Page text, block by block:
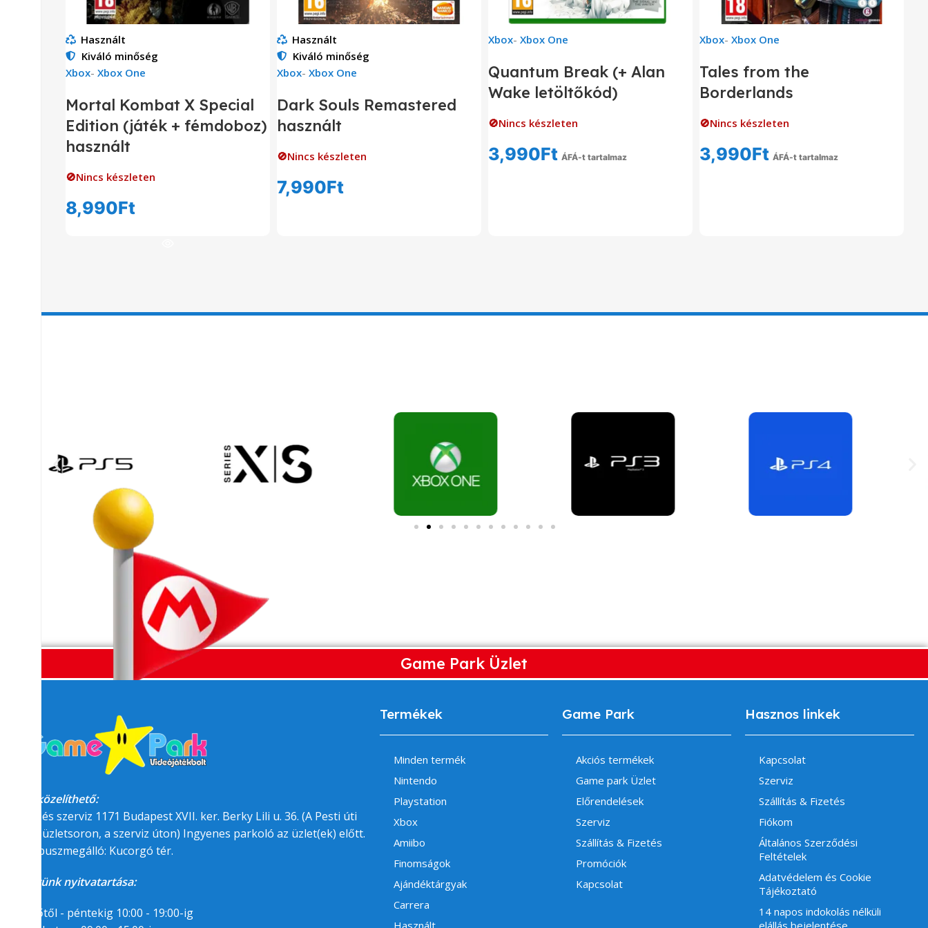
Használt
Kiváló minőség
Xbox- Xbox One
Mortal Kombat X Special
Edition (játék + fémdoboz)
használt
🚫Nincs készleten
8,990Ft
Használt
Kiváló minőség
Xbox- Xbox One
Dark Souls Remastered
használt
🚫Nincs készleten
7,990Ft
Xbox- Xbox One
Quantum Break (+ Alan
Wake letöltőkód)
🚫Nincs készleten
3,990Ft ÁFÁ-t tartalmaz
Xbox- Xbox One
Tales from the
Borderlands
🚫Nincs készleten
3,990Ft ÁFÁ-t tartalmaz
Game Park Üzlet
Megközelíthető:
üzlet és szerviz 1171 Budapest XVII. ker. Berky Lili u. 36. (A Pesti úti
felőli üzletsoron, a szerviz úton) Ingyenes parkoló az üzlet(ek) előtt.
BKK buszmegálló: Kucorgó tér.
Üzletünk nyitvatartása:
Hétfőtől - péntekig 10:00 - 19:00-ig
Termékek
Minden termék
Nintendo
Playstation
Xbox
Amiibo
Finomságok
Ajándéktárgyak
Carrera
Használt
Game Park
Akciós termékek
Game park Üzlet
Előrendelések
Szerviz
Szállítás & Fizetés
Promóciók
Kapcsolat
Hasznos linkek
Kapcsolat
Szerviz
Szállítás & Fizetés
Fiókom
Általános Szerződési
Feltételek
Adatvédelem és Cookie
Tájékoztató
14 napos indokolás nélküli
elállás bejelentése